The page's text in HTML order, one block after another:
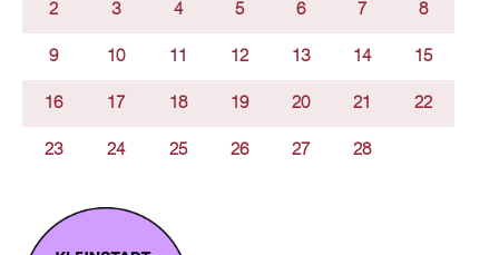
2 3 4 5 6 7 8
9 10 11 12 13 14 15
16 17 18 19 20 21 22
23 24 25 26 27 28